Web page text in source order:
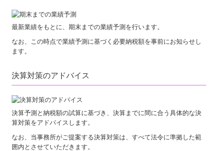
最新業績をもとに、期末までの業績予測を行います。
なお、この時点で業績予測に基づく必要納税額を事前にお知らせし
ます。
決算対策のアドバイス
決算予測と納税額の試算に基づき、決算までに間に合う具体的な決
算対策をアドバイスします。
なお、当事務所がご提案する決算対策は、すべて法令に準拠した範
囲内とさせていただきます。